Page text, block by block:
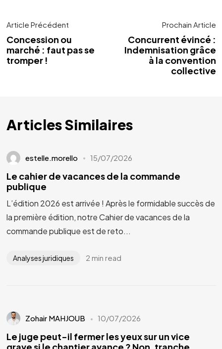
Article Précédent
Concession ou
marché : faut pas se
tromper !
Prochain Article
Concurrent évincé :
Indemnisation grâce
à la convention
collective
Articles Similaires
estelle.morello 15/07/2026
Le cahier de vacances de la commande
publique
L’édition 2026 est arrivée ! Après le formidable succès de
la première édition, notre Cahier de vacances de la
commande publique est de reto...
Analyses juridiques 2 min read
Zohair MAHJOUB 10/07/2026
Le juge peut-il fermer les yeux sur un vice